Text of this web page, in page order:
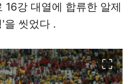
16강 대열에 합류한 알제
을 씻었다 .